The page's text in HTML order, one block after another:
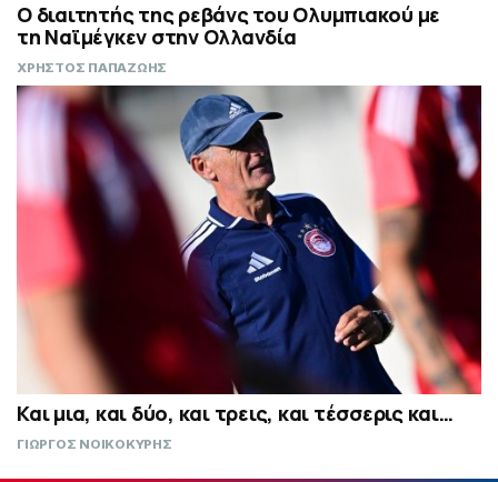
Ο διαιτητής της ρεβάνς του Ολυμπιακού με
τη Ναϊμέγκεν στην Ολλανδία
ΧΡΗΣΤΟΣ ΠΑΠΑΖΩΗΣ
Και μια, και δύο, και τρεις, και τέσσερις και…
ΓΙΩΡΓΟΣ ΝΟΙΚΟΚΥΡΗΣ